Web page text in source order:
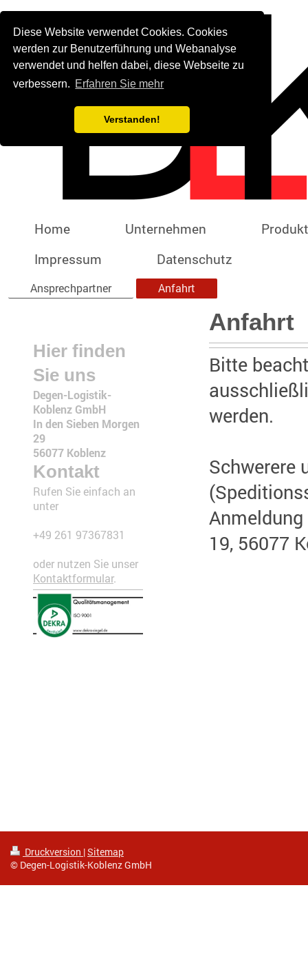
Diese Website verwendet Cookies. Cookies
werden zur Benutzerführung und Webanalyse
verwendet und helfen dabei, diese Webseite zu
verbessern. Erfahren Sie mehr
Verstanden!
Home Unternehmen
Impressum
Datenschutz
Ansprechpartner Anfahrt
Anfahrt
Bitte
werden.
Schwerere
19, 56077
Hier finden
Sie uns
Degen-Logistik-
Koblenz GmbH
In den Sieben Morgen
29
56077 Koblenz
Kontakt
Rufen Sie einfach an
unter
+49 261 97367831
oder nutzen Sie unser
Kontaktformular.
Druckversion |Sitemap
© Degen-Logistik-Koblenz GmbH